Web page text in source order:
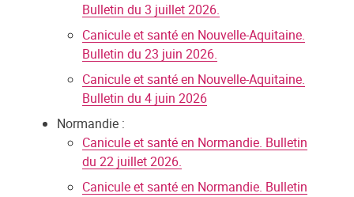
Bulletin du 3 juillet 2026.
Canicule et santé en Nouvelle-Aquitaine.
Bulletin du 23 juin 2026.
Canicule et santé en Nouvelle-Aquitaine.
Bulletin du 4 juin 2026
Normandie :
Canicule et santé en Normandie. Bulletin
du 22 juillet 2026.
Canicule et santé en Normandie. Bulletin